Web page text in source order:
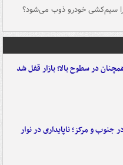
سیم‌کشی خودرو ذوب می‌شود؟
در سطوح بالا؛ بازار قفل شد
و مرکز؛ ناپایداری در نوار